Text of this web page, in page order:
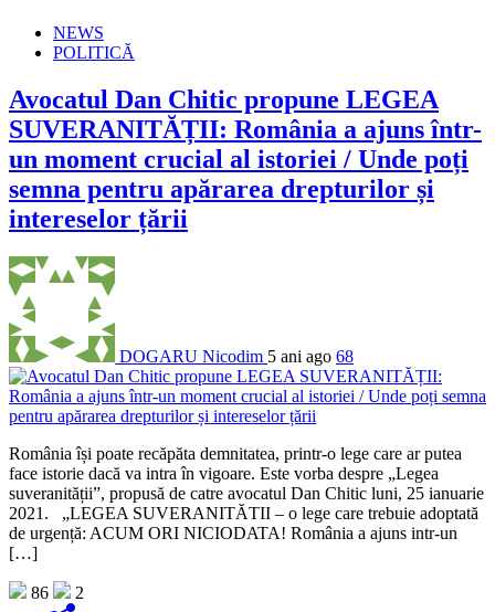
NEWS
POLITICĂ
Avocatul Dan Chitic propune LEGEA
SUVERANITĂȚII: România a ajuns într-
un moment crucial al istoriei / Unde poți
semna pentru apărarea drepturilor și
intereselor țării
DOGARU Nicodim 5 ani ago 68
România își poate recăpăta demnitatea, printr-o lege care ar putea
face istorie dacă va intra în vigoare. Este vorba despre „Legea
suveranității”, propusă de catre avocatul Dan Chitic luni, 25 ianuarie
2021. „LEGEA SUVERANITĂTII – o lege care trebuie adoptată
de urgență: ACUM ORI NICIODATA! România a ajuns intr-un
[…]
86
2